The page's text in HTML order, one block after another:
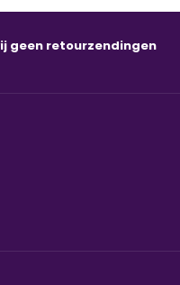
geen retourzendingen